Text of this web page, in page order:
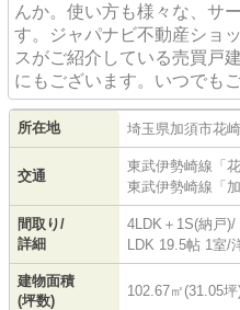
んか。使い方も様々な、サ
す。ジャパナビ不動産
スがご紹介している売買戸
にもございます。いつでも
所在地 埼玉県加須市花崎
交通
東武伊勢崎線 「
東武伊勢崎線 「
間取り/
詳細
4LDK＋1S(納戸)/
LDK 19.5帖 1室/
建物面積
(坪数)
102.67㎡(31.05坪